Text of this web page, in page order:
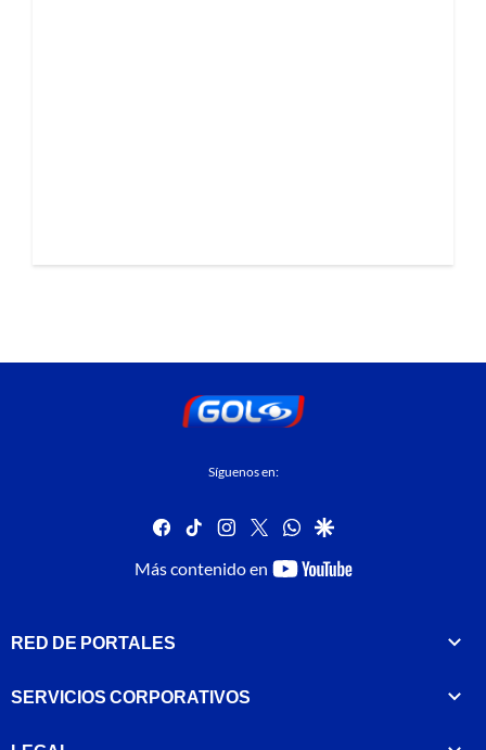
Síguenos en:
facebook
tiktok instagram
twitterwhatsapp
google
Más contenido en
youtube-
RED DE PORTALES
SERVICIOS CORPORATIVOS